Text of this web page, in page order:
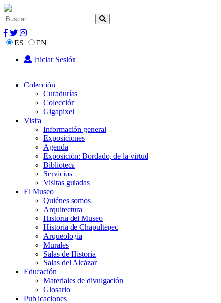
ES
EN
Iniciar Sesión
Colección
Curadurías
Colección
Gigapixel
Visita
Información general
Exposiciones
Agenda
Exposición: Bordado, de la virtud
Biblioteca
Servicios
Visitas guiadas
El Museo
Quiénes somos
Arquitectura
Historia del Museo
Historia de Chapultepec
Arqueología
Murales
Salas de Historia
Salas del Alcázar
Educación
Materiales de divulgación
Glosario
Publicaciones